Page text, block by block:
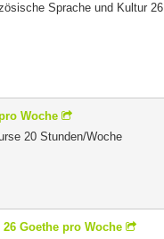
Sprache und Kultur 26
Woche
20 Stunden/Woche
Goethe pro Woche